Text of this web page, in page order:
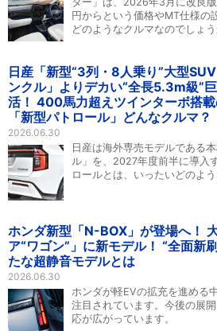
円からという価格やMT仕様の
どのようなクルマなのでしょう
日産「新型“3列・8人乗り”大型
ンクル」よりデカい“全長5.3m級”
活！ 400馬力超えツインターボ搭
「新型パトロール」どんなクルマ？
2026.06.30
日産は海外専売モデルである
ル」を、2027年度前半に導入
ロールとは、いったいどのよ
ホンダ新型「N-BOX」が登場へ！
ア“ワゴン”」に新モデル！ “全面新
たな超静音モデルとは
2026.06.30
ホンダが軽EVの拡充を進める
注目されています。今後の展
応が広がっています。